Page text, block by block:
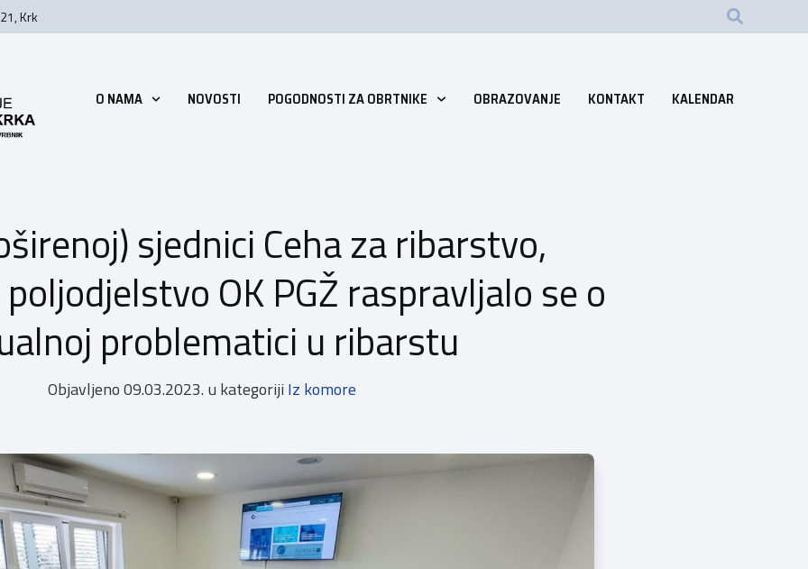
Krk
O NAMA NOVOSTI POGODNOSTI ZA OBRTNIKE OBRAZOVANJE KONTAKT KALENDAR
sjednici Ceha za ribarstvo,
OK PGŽ raspravljalo se o
problematici u ribarstu
Objavljeno09.03.2023. u kategoriji Iz komore